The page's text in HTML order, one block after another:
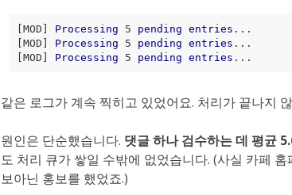
[MOD] Processing 5 pending entries
[MOD]
Processing 5 pending entries
[MOD]
Processing 5 pending entries
같은 로그가 계속 찍히고 있었어요. 처리가 끝나지
원인은 단순했습니다. 댓글 하나 검수하는 데 평균
도 처리 큐가 쌓일 수밖에 없었습니다. (사실 카페
보아닌 홍보를 했었죠.)